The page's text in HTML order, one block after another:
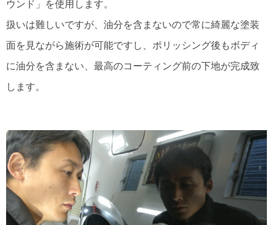
ウンド」を使用します。
扱いは難しいですが、油分を含まないので常に綺麗な塗装
面を見ながら施術が可能ですし、ポリッシング後もボディ
に油分を含まない、最高のコーティング前の下地が完成致
します。